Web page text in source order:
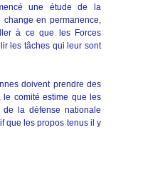
une étude de la
change en permanence,
à ce que les Forces
les tâches qui leur sont
doivent prendre des
le comité estime que les
la défense nationale
que les propos tenus il y